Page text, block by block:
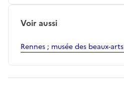
Voir aussi
Rennes ; musée des beaux-arts